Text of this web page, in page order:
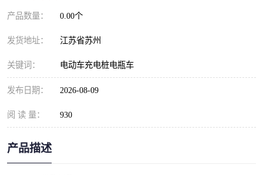
产品数量： 0.00个
发货地址： 江苏省苏州
关键词： 电动车充电桩电瓶车
发布日期： 2026-08-09
阅 读 量： 930
产品描述